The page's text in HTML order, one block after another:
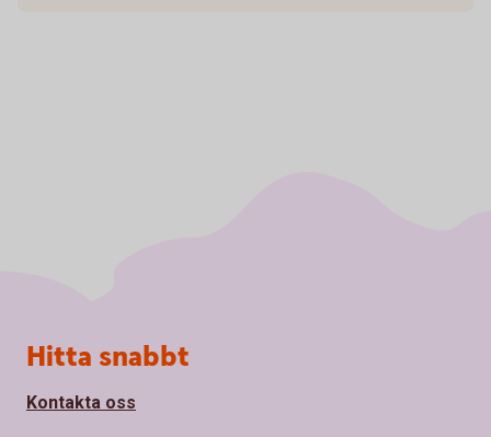
Sidfot
Hitta snabbt
Kontakta oss